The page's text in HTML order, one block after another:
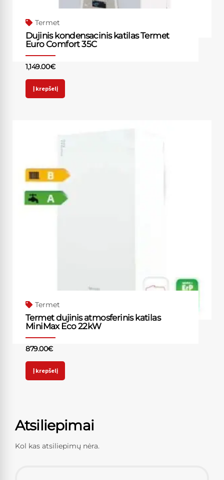
Termet
Dujinis kondensacinis katilas Termet
Euro Comfort 35C
1,149.00€
Į krepšelį
Termet
Termet dujinis atmosferinis katilas
MiniMax Eco 22kW
879.00€
Į krepšelį
Atsiliepimai
Kol kas atsiliepimų nėra.